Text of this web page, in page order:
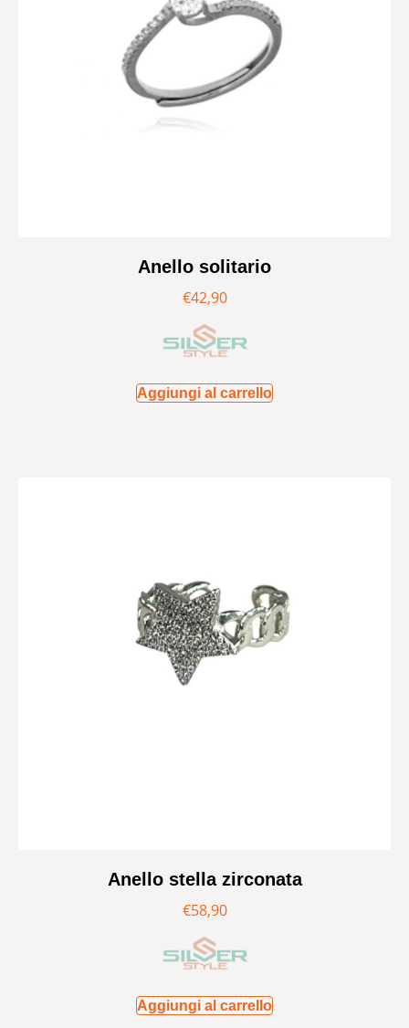
Anello solitario
€42,90
Aggiungi al carrello
Anello stella zirconata
€58,90
Aggiungi al carrello